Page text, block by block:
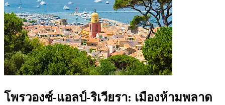
โพรวองซ์-แอลป์-ริเวียรา: เมืองห้ามพลาด